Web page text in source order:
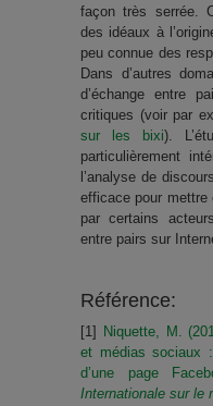
façon très serrée.
des idéaux à
peu connue des
Dans d’autres
d’échange entre
critiques (voir par
sur les bixi).
particulièrement
l’analyse de
efficace pour mettre
par certains
entre pairs sur
Référence:
[1]
Niquette, M.
et médias sociaux
d’une page
Internationale sur le